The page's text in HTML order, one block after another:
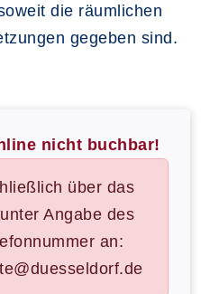
die räumlichen
gegeben sind.
nicht buchbar!
über das
Angabe des
an: